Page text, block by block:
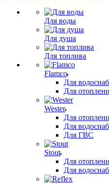
Для воды
Для душа
Для топлива
Flamco
Для
Для
Wester
Для
Для
Для ГВС
Stout
Для
Для